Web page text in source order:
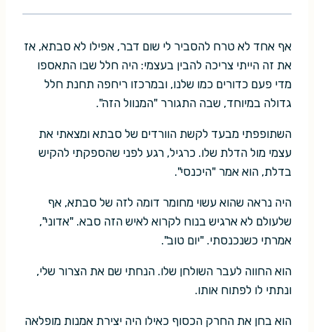
אף אחד לא טרח להסביר לי שום דבר, אפילו לא סבתא, אז
את זה הייתי צריכה להבין בעצמי: היה חלל שבו התאספו
מדי פעם כדורים כמו שלנו, ובמרכזו ריחפה תחנת חלל
גדולה במיוחד, שבה התגורר "המנוול הזה".
השתופפתי מבעד לקשת הוורדים של סבתא ומצאתי את
עצמי מול הדלת שלו. כרגיל, רגע לפני שהספקתי להקיש
בדלת, הוא אמר "היכנסי".
היה נראה שהוא עשוי מחומר דומה לזה של סבתא, אף
שלעולם לא ארגיש בנוח לקרוא לאיש הזה סבא. "אדוני",
אמרתי כשנכנסתי. "יום טוב".
הוא החווה לעבר השולחן שלו. הנחתי שם את הצרור שלי,
ונתתי לו לפתוח אותו.
הוא בחן את החרק הכסוף כאילו היה יצירת אמנות מופלאה